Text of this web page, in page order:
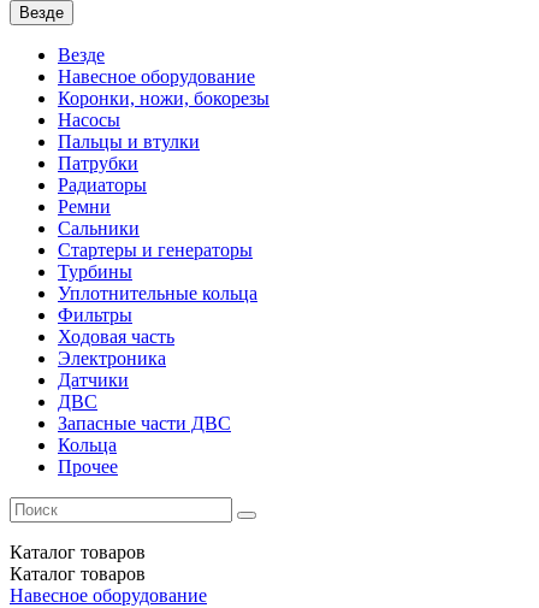
Везде
Везде
Навесное оборудование
Коронки, ножи, бокорезы
Насосы
Пальцы и втулки
Патрубки
Радиаторы
Ремни
Сальники
Стартеры и генераторы
Турбины
Уплотнительные кольца
Фильтры
Ходовая часть
Электроника
Датчики
ДВС
Запасные части ДВС
Кольца
Прочее
Каталог товаров
Каталог товаров
Навесное оборудование